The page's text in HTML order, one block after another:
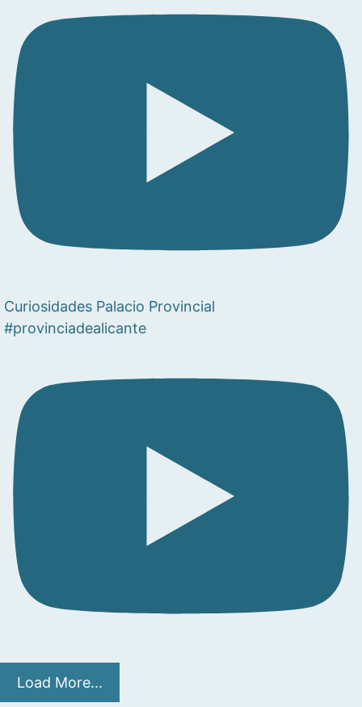
Curiosidades Palacio Provincial
#provinciadealicante
Load More...